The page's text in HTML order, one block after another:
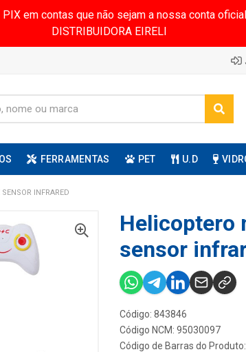
em contas que não sejam a nossa conta
DISTRIBUIDORA EIRELI
FERRAMENTAS PET U.D
INFRARED
Helicoptero
sensor
Código: 843846
Código NCM: 95030097
Código de Barras do